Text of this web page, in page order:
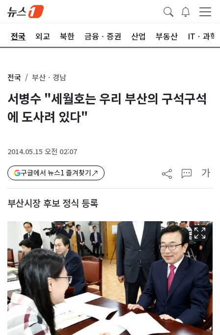
전국 외교 북한 금융ㆍ증권 산업 부동산 ITㆍ과학
전국 부산ㆍ경남
서병수 "세월호는 우리 부산의 구석구석
에 도사려 있다"
2014.05.15 오전 02:07
구글에서 뉴스1 즐겨찾기 가
부산시장 후보 정식 등록